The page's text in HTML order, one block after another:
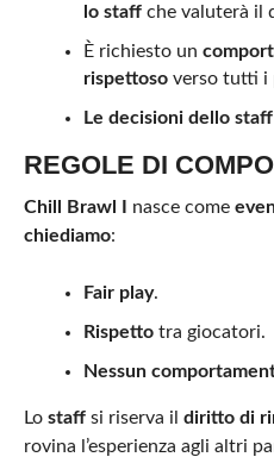
lo staffche valuterà il
È richiesto un
rispettosoverso tutti i
Le decisioni dello
REGOLE DI
Chill Brawl I nasce come
chiediamo:
Fair play.
Rispettotra giocatori.
Nessun
Lo staffsi riserva il diritto di
rovina l’esperienza agli altri